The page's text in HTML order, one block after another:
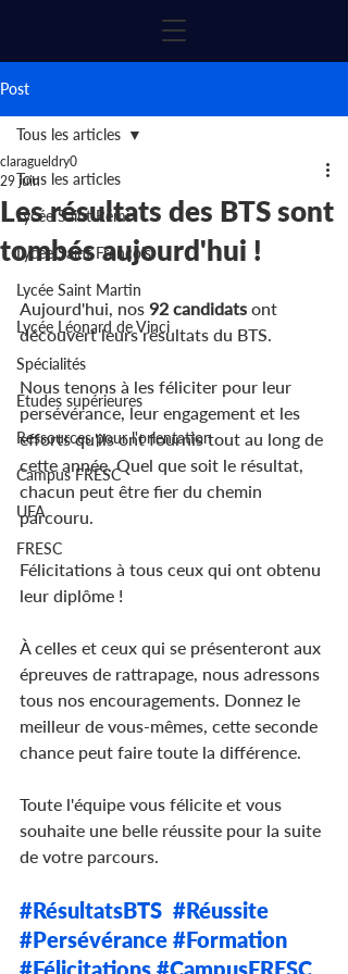
Post
Tous les articles
Lycée Saint Rémi
Lycée Saint François
Lycée Saint Martin
Lycée Léonard de Vinci
Spécialités
Etudes supérieures
Ressources pour l'orientation
Campus FRESC
UFA
FRESC
Tous les articles
Les résultats des BTS sont
tombés aujourd'hui !
claragueldry0
29 juin
Aujourd'hui, nos 92 candidats ont
découvert leurs résultats du BTS.
Nous tenons à les féliciter pour leur
persévérance, leur engagement et les
efforts qu'ils ont fournis tout au long de
cette année. Quel que soit le résultat,
chacun peut être fier du chemin
parcouru.
Félicitations à tous ceux qui ont obtenu
leur diplôme !
À celles et ceux qui se présenteront aux
épreuves de rattrapage, nous adressons
tous nos encouragements. Donnez le
meilleur de vous-mêmes, cette seconde
chance peut faire toute la différence.
Toute l'équipe vous félicite et vous
souhaite une belle réussite pour la suite
de votre parcours.
#RésultatsBTS #Réussite
#Persévérance #Formation
#Félicitations #CampusFRESC